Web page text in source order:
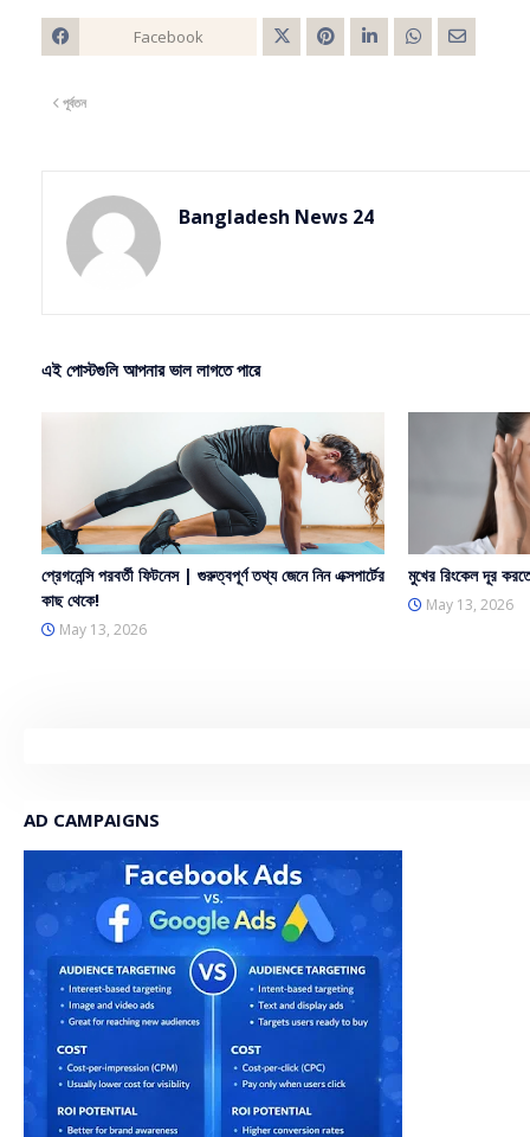
Facebook
পূর্বতন
Bangladesh News 24
এই পোস্টগুলি আপনার ভাল লাগতে পারে
প্রেগনেন্সি পরবর্তী ফিটনেস | গুরুত্বপূর্ণ তথ্য জেনে নিন এক্সপার্টের
কাছ থেকে!
May 13, 2026
মুখের রিংকেল দূর
May 13, 2026
AD CAMPAIGNS